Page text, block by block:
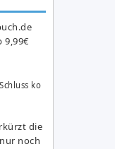
9,99€
ko
die
noch